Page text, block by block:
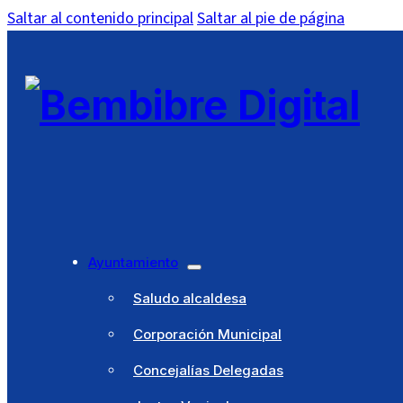
Saltar al contenido principalSaltar al pie de página
Ayuntamiento
Saludo alcaldesa
Corporación Municipal
Concejalías Delegadas